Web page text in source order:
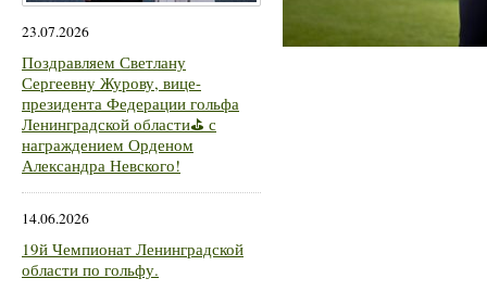
23.07.2026
Поздравляем Светлану
Сергеевну Журову, вице-
президента Федерации гольфа
Ленинградской области⛳ с
награждением Орденом
Александра Невского!
14.06.2026
19й Чемпионат Ленинградской
области по гольфу.